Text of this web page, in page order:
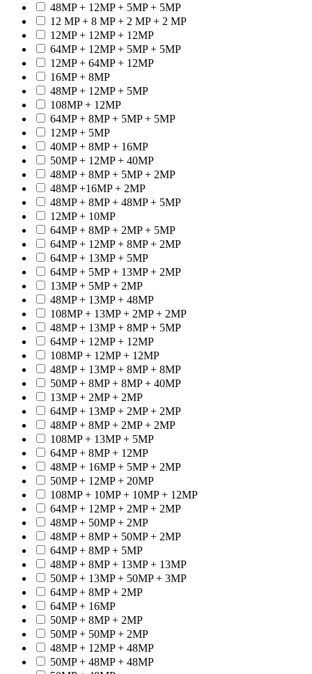
48MP + 12MP + 5MP + 5MP
12 MP + 8 MP + 2 MP + 2 MP
12MP + 12MP + 12MP
64MP + 12MP + 5MP + 5MP
12MP + 64MP + 12MP
16MP + 8MP
48MP + 12MP + 5MP
108MP + 12MP
64MP + 8MP + 5MP + 5MP
12MP + 5MP
40MP + 8MP + 16MP
50MP + 12MP + 40MP
48MP + 8MP + 5MP + 2MP
48MP +16MP + 2MP
48MP + 8MP + 48MP + 5MP
12MP + 10MP
64MP + 8MP + 2MP + 5MP
64MP + 12MP + 8MP + 2MP
64MP + 13MP + 5MP
64MP + 5MP + 13MP + 2MP
13MP + 5MP + 2MP
48MP + 13MP + 48MP
108MP + 13MP + 2MP + 2MP
48MP + 13MP + 8MP + 5MP
64MP + 12MP + 12MP
108MP + 12MP + 12MP
48MP + 13MP + 8MP + 8MP
50MP + 8MP + 8MP + 40MP
13MP + 2MP + 2MP
64MP + 13MP + 2MP + 2MP
48MP + 8MP + 2MP + 2MP
108MP + 13MP + 5MP
64MP + 8MP + 12MP
48MP + 16MP + 5MP + 2MP
50MP + 12MP + 20MP
108MP + 10MP + 10MP + 12MP
64MP + 12MP + 2MP + 2MP
48MP + 50MP + 2MP
48MP + 8MP + 50MP + 2MP
64MP + 8MP + 5MP
48MP + 8MP + 13MP + 13MP
50MP + 13MP + 50MP + 3MP
64MP + 8MP + 2MP
64MP + 16MP
50MP + 8MP + 2MP
50MP + 50MP + 2MP
48MP + 12MP + 48MP
50MP + 48MP + 48MP